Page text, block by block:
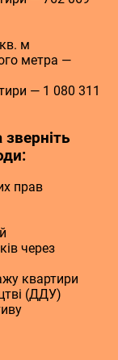
м
метра —
— 1 080 311
прав
через
квартири
(ДДУ)